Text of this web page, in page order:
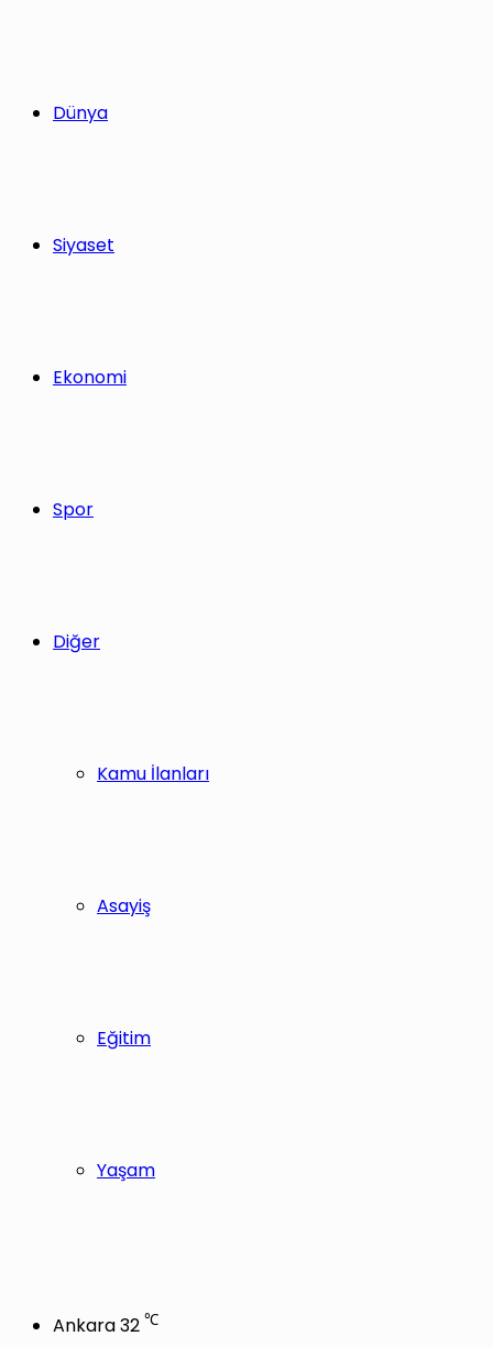
Dünya
Siyaset
Ekonomi
Spor
Diğer
Kamu İlanları
Asayiş
Eğitim
Yaşam
Ankara32 ℃